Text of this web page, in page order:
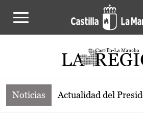
Noticias de la región
Noticias Actualidad del